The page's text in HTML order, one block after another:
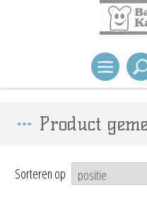
Product
Sorteren op